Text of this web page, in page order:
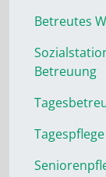
Betreutes
Betreuung
Tagespflege